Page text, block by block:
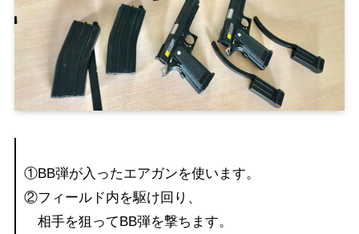
①BB弾が入ったエアガンを使います。
②フィールド内を駆け回り、
相手を狙ってBB弾を撃ちます。